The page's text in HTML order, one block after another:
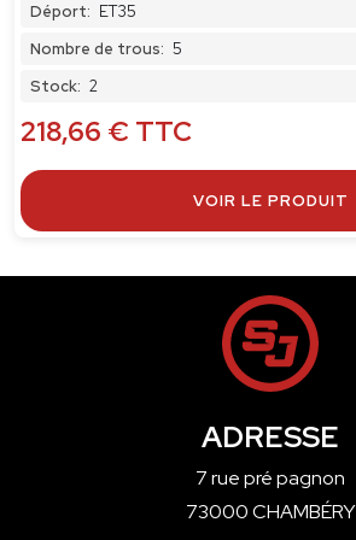
Déport: ET35
Nombre de trous: 5
Stock: 2
218,66 € TTC
VOIR LE PRODUIT
ADRESSE
7 rue pré pagnon
73000 CHAMBÉRY